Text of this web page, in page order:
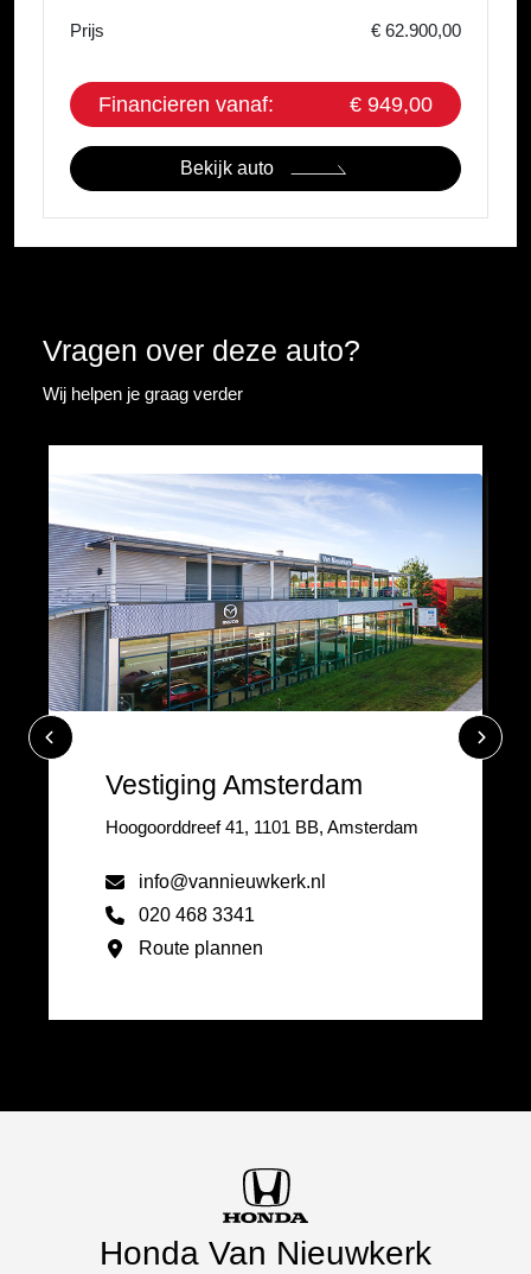
Prijs € 62.900,00
Financieren vanaf: € 949,00
Bekijk auto
Vragen over deze auto?
Wij helpen je graag verder
Vestiging Amsterdam
Hoogoorddreef 41, 1101 BB, Amsterdam
info@vannieuwkerk.nl
020 468 3341
Route plannen
Honda Van Nieuwkerk